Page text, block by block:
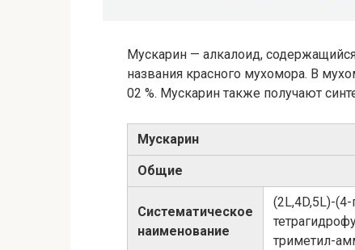
Мускарин — алкалоид,
названия красного мухомора. В
02 %. Мускарин также получают
Мускарин
Общие
Систематическое
наименование
​(2L,4D,5L)​-​​
триметил-​